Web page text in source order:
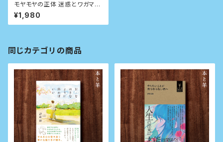
モヤモヤの正体 迷惑とワガママ
の呪いを解く
¥1,980
同じカテゴリの商品